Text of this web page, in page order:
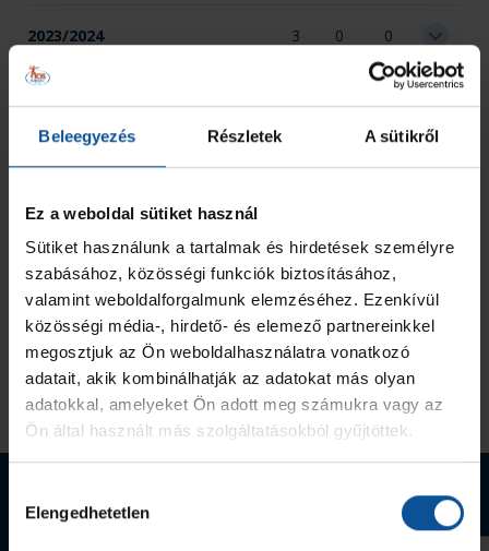
Beleegyezés Részletek A sütikről
Ez a weboldal sütiket használ
Sütiket használunk a tartalmak és hirdetések személyre
szabásához, közösségi funkciók biztosításához,
valamint weboldalforgalmunk elemzéséhez. Ezenkívül
közösségi média-, hirdető- és elemező partnereinkkel
megosztjuk az Ön weboldalhasználatra vonatkozó
adatait, akik kombinálhatják az adatokat más olyan
adatokkal, amelyeket Ön adott meg számukra vagy az
Ön által használt más szolgáltatásokból gyűjtöttek.
kiválasztása
Elengedhetetlen
2023/2024 3 0 0